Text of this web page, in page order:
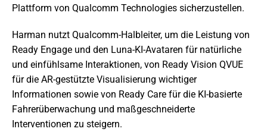
Plattform von Qualcomm Technologies sicherzustellen.
Harman nutzt Qualcomm-Halbleiter, um die Leistung von
Ready Engage und den Luna-KI-Avataren für natürliche
und einfühlsame Interaktionen, von Ready Vision QVUE
für die AR-gestützte Visualisierung wichtiger
Informationen sowie von Ready Care für die KI-basierte
Fahrerüberwachung und maßgeschneiderte
Interventionen zu steigern.